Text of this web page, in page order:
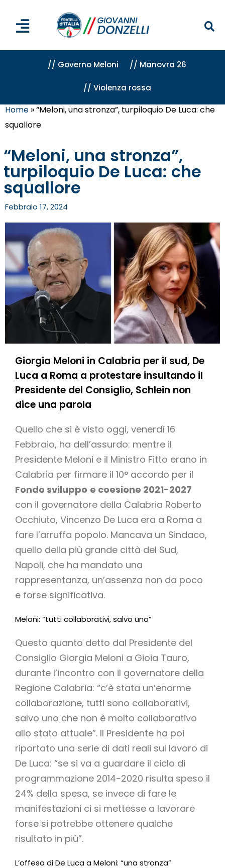
// Governo Meloni // Manovra 26
// Violenza rossa
Home »“Meloni, una stronza”, turpiloquio De Luca: che
squallore
“Meloni, una stronza”,
turpiloquio De Luca: che
squallore
Febbraio 17, 2024
Giorgia Meloni in Calabria per il sud, De
Luca a Roma a protestare insultando il
Presidente del Consiglio, Schlein non
dice una parola
Quello che si è visto oggi, venerdì 16
Febbraio, ha dell’assurdo: mentre il
Presidente Meloni e il Ministro Fitto erano in
Calabria per firmare il 10° accordo per il
Fondo sviluppo e coesione 2021-2027
con il governatore della Calabria Roberto
Occhiuto, Vincenzo De Luca era a Roma a
fare l’arruffa popolo. Mancava un Sindaco,
quello della più grande città del Sud,
Napoli, che ha mandato una
rappresentanza, un’assenza non da poco
e forse significativa.
Meloni: “tutti collaborativi, salvo uno”
Questo quanto detto dal Presidente del
Consiglio Giorgia Meloni a Gioia Tauro,
durante l’incontro con il governatore della
Regione Calabria: “c’è stata un’enorme
collaborazione, tutti sono collaborativi,
salvo uno che non è molto collaborativo
allo stato attuale”. Il Presidente ha poi
riportato una serie di dati reali sul lavoro di
De Luca: “se si va a guardare il ciclo di
programmazione 2014-2020 risulta speso il
24% della spesa, se invece di fare le
manifestazioni ci si mettesse a lavorare
forse si potrebbe ottenere qualche
risultato in più”.
L’offesa di De Luca a Meloni: “una stronza”